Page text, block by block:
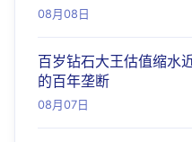
08月08日
百岁钻石大王估值缩水
的百年垄断
08月07日